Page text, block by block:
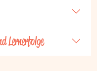
Lernerfolge